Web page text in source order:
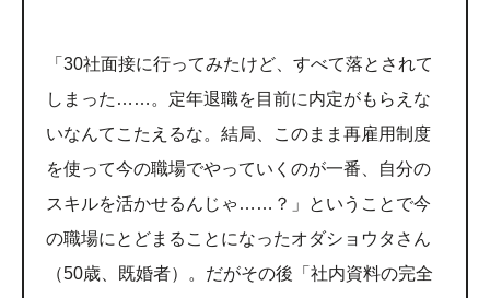
「30社面接に行ってみたけど、すべて落とされて
しまった……。定年退職を目前に内定がもらえな
いなんてこたえるな。結局、このまま再雇用制度
を使って今の職場でやっていくのが一番、自分の
スキルを活かせるんじゃ……？」ということで今
の職場にとどまることになったオダショウタさん
（50歳、既婚者）。だがその後「社内資料の完全